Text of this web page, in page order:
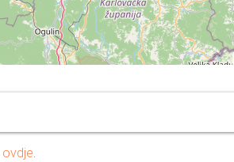
ovdje.